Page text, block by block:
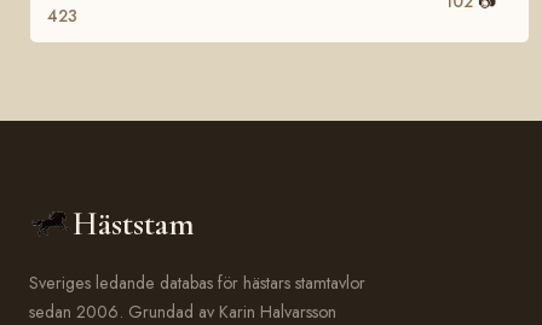
423
Häststam
Sveriges ledande databas för hästars stamtavlor
sedan 2006. Grundad av Karin Halvarsson